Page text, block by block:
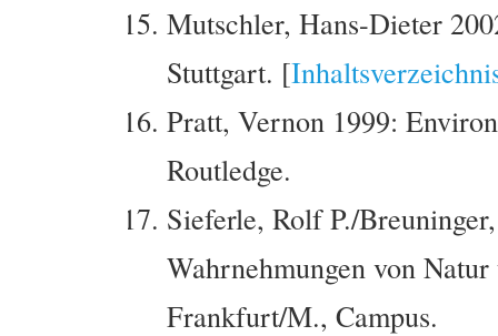
Mutschler, Hans-Dieter
Stuttgart. [
Pratt, Vernon 1999:
Routledge.
Sieferle, Rolf P./
Wahrnehmungen von
Frankfurt/M., Campus.